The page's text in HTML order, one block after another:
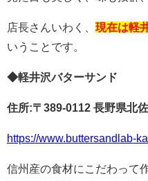
店長さんいわく、 現在は軽
いうことです。
◆軽井沢バターサンド
住所:〒389-0112 長野県北
https://www.buttersandlab-
信州産の食材にこだわって